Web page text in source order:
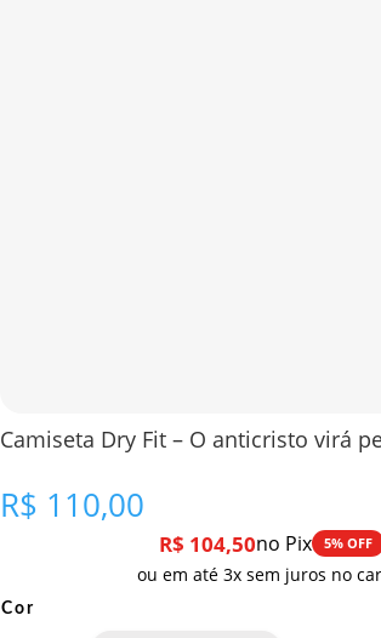
Camiseta Dry Fit – O anticristo virá
R$ 110,00
R$ 104,50no Pix 5% OFF
ou em até 3x sem juros no
Cor